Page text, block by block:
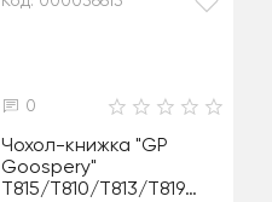
0
Чохол-книжка "GP
Goospery"
T815/T810/T813/T819